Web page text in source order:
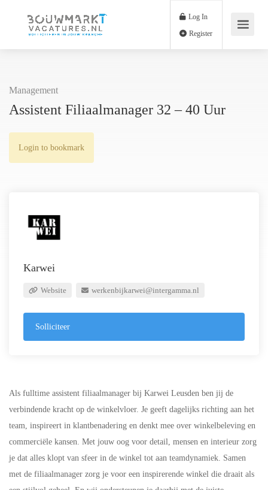
Log In
Management
Assistent Filiaalmanager 32 – 40 Uur
Login to bookmark
Karwei
Website werkenbijkarwei@intergamma.nl
Solliciteer
Als fulltime assistent filiaalmanager bij Karwei Leusden ben jij de
verbindende kracht op de winkelvloer. Je geeft dagelijks richting aan het
team, inspireert in klantbenadering en denkt mee over winkelbeleving en
commerciële kansen. Met jouw oog voor detail, mensen en interieur zorg
je dat alles klopt van sfeer in de winkel tot aan teamdynamiek. Samen
met de filiaalmanager zorg je voor een inspirerende winkel die draait als